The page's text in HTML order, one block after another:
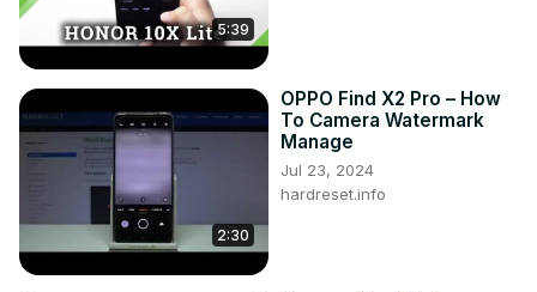
5:39
2:30
OPPO Find X2 Pro – How
To Camera Watermark
Manage
Jul 23, 2024
hardreset.info